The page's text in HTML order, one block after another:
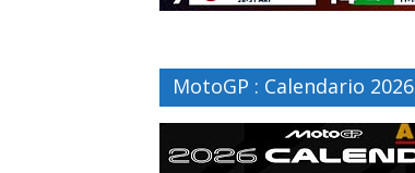
MotoGP : Calendario 2026